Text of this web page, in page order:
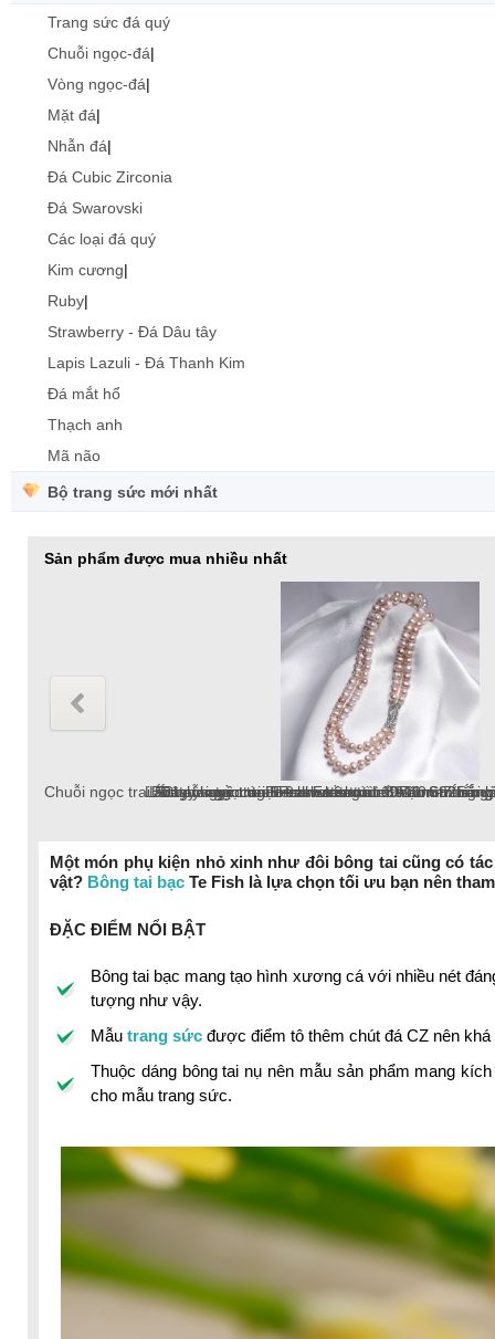
Trang sức đá quý
Chuỗi ngọc-đá|
Vòng ngọc-đá|
Mặt đá|
Nhẫn đá|
Đá Cubic Zirconia
Đá Swarovski
Các loại đá quý
Kim cương|
Ruby|
Strawberry - Đá Dâu tây
Lapis Lazuli - Đá Thanh Kim
Đá mắt hổ
Thạch anh
Mã não
Bộ trang sức mới nhất
Sản phẩm được mua nhiều nhất
Lắc tay ngọc trai Freshwater tròn 6-7mm trắng
Dây chuyền ngọc trai Freshwater tròn 6-7mm
chuỗi ngọc trai Freshwater 18k, ngọc trai tròn
Bông tai ngọc trai thật 8-9mm
Lắc tay ngọc trai tròn 10-12mm
Chuỗi ngọc trai Freshwater tròn 5-6mm trắng chốt bạc
Chuỗi ngọc trai Freshwater
Một món phụ kiện nhỏ xinh như đôi bông tai cũng có
vật? Bông tai bạc Te Fish là lựa chọn tối ưu bạn nên
ĐẶC ĐIỂM NỔI BẬT
Bông tai bạc mang tạo hình xương cá với nhiều nét
tượng như vậy.
Mẫu trang sức được điểm tô thêm chút đá CZ nên
Thuộc dáng bông tai nụ nên mẫu sản phẩm mang
cho mẫu trang sức.